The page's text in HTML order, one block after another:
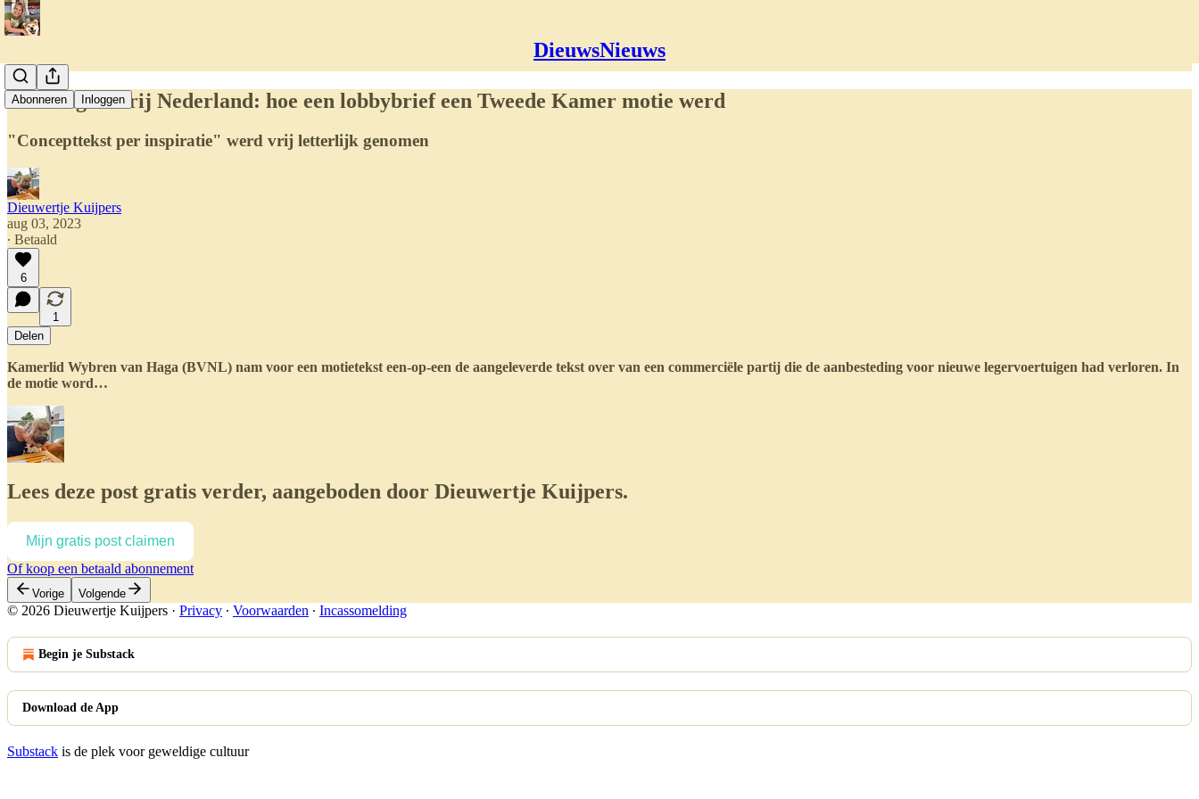
DieuwsNieuws
Abonneren Inloggen
Vandaag in Vrij Nederland: hoe een lobbybrief een Tweede Kamer motie werd
"Concepttekst per inspiratie" werd vrij letterlijk genomen
Dieuwertje Kuijpers
aug 03, 2023
∙ Betaald
6
1
Delen
Kamerlid Wybren van Haga (BVNL) nam voor een motietekst een-op-een de aangeleverde tekst over van een commerciële partij die de aanbesteding voor nieuwe legervoertuigen had verloren. In
de motie word…
Lees deze post gratis verder, aangeboden door Dieuwertje Kuijpers.
Mijn gratis post claimen
Of koop een betaald abonnement
Vorige Volgende
© 2026 Dieuwertje Kuijpers · Privacy ∙ Voorwaarden ∙ Incassomelding
Begin je Substack
Download de App
Substack is de plek voor geweldige cultuur